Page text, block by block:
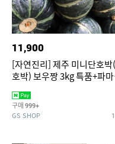
11,900
[자연진리] 제주 미니단호
호박) 보우짱 3kg 특품+파
구매 999+
GS SHOP 1